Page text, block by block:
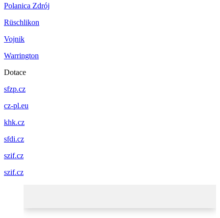
Polanica Zdrój
Rüschlikon
Vojnik
Warrington
Dotace
sfzp.cz
cz-pl.eu
khk.cz
sfdi.cz
szif.cz
szif.cz